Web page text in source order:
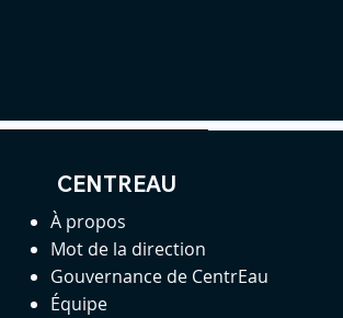
CENTREAU
À propos
Mot de la direction
Gouvernance de CentrEau
Équipe